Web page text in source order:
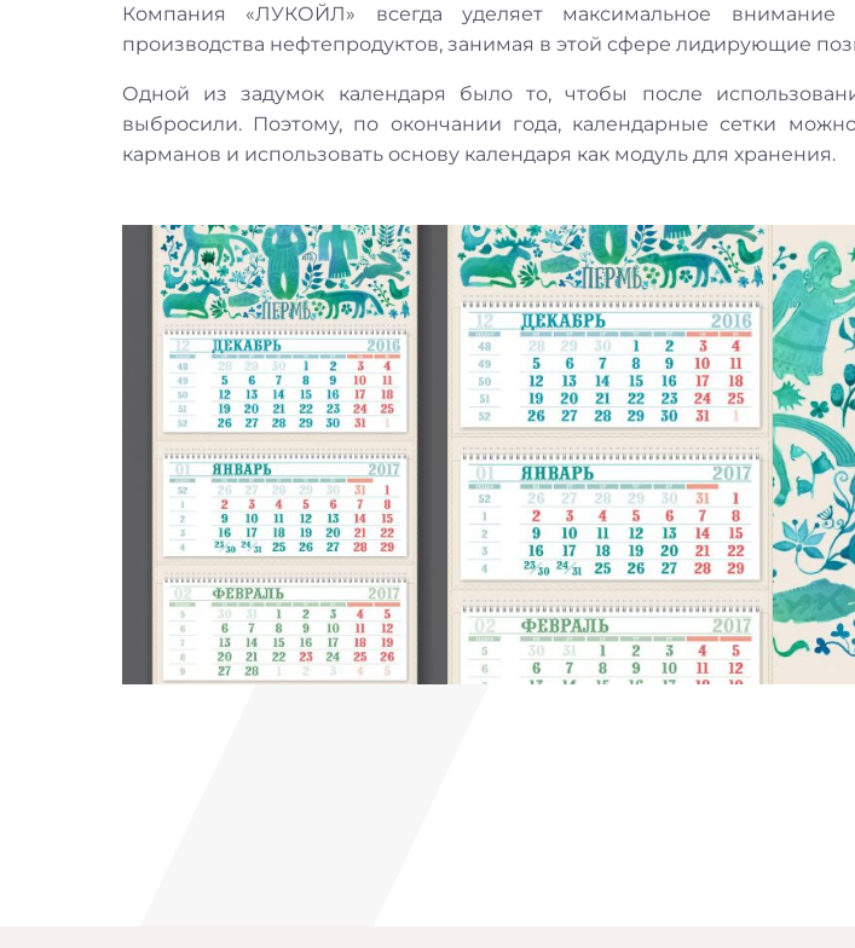
Компания «ЛУКОЙЛ» всегда уделяет максимальное внимание
производства нефтепродуктов, занимая в этой сфере лидирующие
Одной из задумок календаря было то, чтобы после
выбросили. Поэтому, по окончании года, календарные сетки
карманов и использовать основу календаря как модуль для хранения.